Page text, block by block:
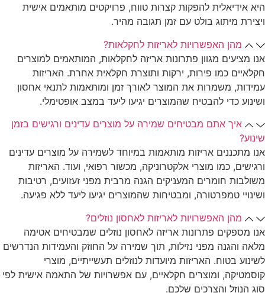
היא אידיאלית להפקות קצרות טווח, פרויקטים מותאמים אישית
ויצירת מיתוג בולט עם זמן תגובה מהיר.
מהן האפשרויות לאריזות לחקלאות?
אנו מציעים מגוון פתרונות אריזה לחקלאות, המותאמים למוצרים
חקלאיים כמו פירות, ירקות ותוצרת חקלאית אחרת. האריזות
עמידות, משמרות את המוצר לאורך זמן ומותאמות לתנאי אחסון
ושינוע כדי להבטיח שהמוצרים יגיעו ליעד במצב אופטימלי.
איך אתם מבטיחים שמירה על מוצרים עדינים ורגישים בזמן
שינוע?
אנו מתכננים אריזות מותאמות במיוחד לשמירה על מוצרים עדינים
ורגישים, כמו מוצרי אלקטרוניקה, מכשור רפואי, ועוד. האריזות
משולבות חומרים המעניקים הגנה מרבית מפני זעזועים, רטיבות
ושינויי טמפרטורה, ומבטיחות שהמוצרים יגיעו ליעד ללא פגיעה.
מהן האפשרויות לאריזות לאחסון נוזלים?
אנו מספקים פתרונות אריזה לאחסון נוזלים שמבטיחים אטימה
מלאה והגנה מפני נזילות, תוך שמירה על החוזק והעמידות הנדרשים
לשינוע בטוח. האריזות מיועדות לנוזלים תעשייתיים, מוצרי
קוסמטיקה, ומוצרים חקלאיים, עם אפשרויות של התאמה אישית לפי
סוג הנוזל והצרכים שלכם.